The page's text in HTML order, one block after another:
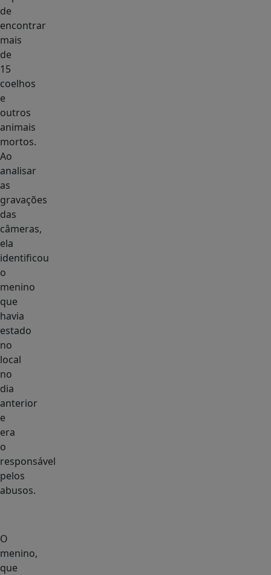
de
encontrar
mais
de
15
coelhos
e
outros
animais
mortos.
Ao
analisar
as
gravações
das
câmeras,
ela
identificou
o
menino
que
havia
estado
no
local
no
dia
anterior
e
era
o
responsável
pelos
abusos.
O
menino,
que